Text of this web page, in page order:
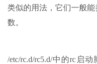
类似的用法，它们一般能
数。
/etc/rc.d/rc5.d/中的rc启